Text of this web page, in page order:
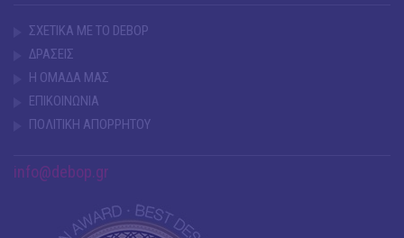
ΣΧΕΤΙΚΑ ΜΕ ΤΟ DEBOP
ΔΡΑΣΕΙΣ
Η ΟΜΑΔΑ ΜΑΣ
ΕΠΙΚΟΙΝΩΝΙΑ
ΠΟΛΙΤΙΚΗ ΑΠΟΡΡΗΤΟΥ
info@debop.gr